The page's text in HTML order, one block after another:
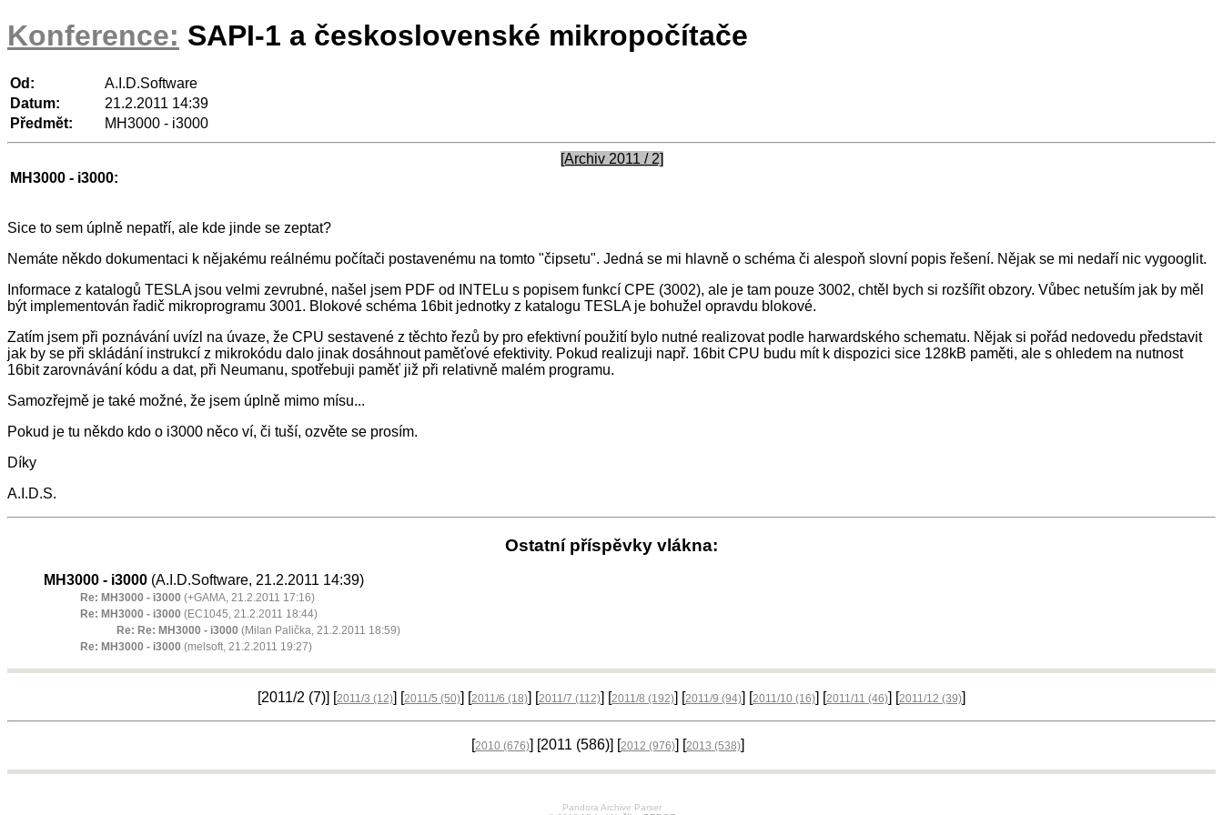
Konference: SAPI-1 a československé mikropočítače
Od:
A.I.D.Software
Datum:
21.2.2011 14:39
Předmět:
MH3000 - i3000
[Archiv 2011 / 2]
MH3000 - i3000:
Sice to sem úplně nepatří, ale kde jinde se zeptat?
Nemáte někdo dokumentaci k nějakému reálnému počítači postavenému na tomto "čipsetu". Jedná se mi hlavně o schéma či alespoň slovní popis řešení. Nějak se mi nedaří nic vygooglit.
Informace z katalogů TESLA jsou velmi zevrubné, našel jsem PDF od INTELu s popisem funkcí CPE (3002), ale je tam pouze 3002, chtěl bych si rozšířit obzory. Vůbec netuším jak by měl
být implementován řadič mikroprogramu 3001. Blokové schéma 16bit jednotky z katalogu TESLA je bohužel opravdu blokové.
Zatím jsem při poznávání uvízl na úvaze, že CPU sestavené z těchto řezů by pro efektivní použití bylo nutné realizovat podle harwardského schematu. Nějak si pořád nedovedu představit
jak by se při skládání instrukcí z mikrokódu dalo jinak dosáhnout paměťové efektivity. Pokud realizuji např. 16bit CPU budu mít k dispozici sice 128kB paměti, ale s ohledem na nutnost
16bit zarovnávání kódu a dat, při Neumanu, spotřebuji paměť již při relativně malém programu.
Samozřejmě je také možné, že jsem úplně mimo mísu...
Pokud je tu někdo kdo o i3000 něco ví, či tuší, ozvěte se prosím.
Díky
A.I.D.S.
Ostatní příspěvky vlákna:
MH3000 - i3000 (A.I.D.Software, 21.2.2011 14:39)
Re: MH3000 - i3000 (+GAMA, 21.2.2011 17:16)
Re: MH3000 - i3000 (EC1045, 21.2.2011 18:44)
Re: Re: MH3000 - i3000 (Milan Palička, 21.2.2011 18:59)
Re: MH3000 - i3000 (melsoft, 21.2.2011 19:27)
[2011/2 (7)] [2011/3 (12)] [2011/5 (50)] [2011/6 (18)] [2011/7 (112)] [2011/8 (192)] [2011/9 (94)] [2011/10 (16)] [2011/11 (46)] [2011/12 (39)]
[2010 (676)] [2011 (586)] [2012 (976)] [2013 (538)]
Pandora Archive Parser